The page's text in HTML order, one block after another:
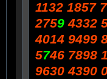
1132 1857
2759 4332
4014 9499
5746 7898
9630 4390